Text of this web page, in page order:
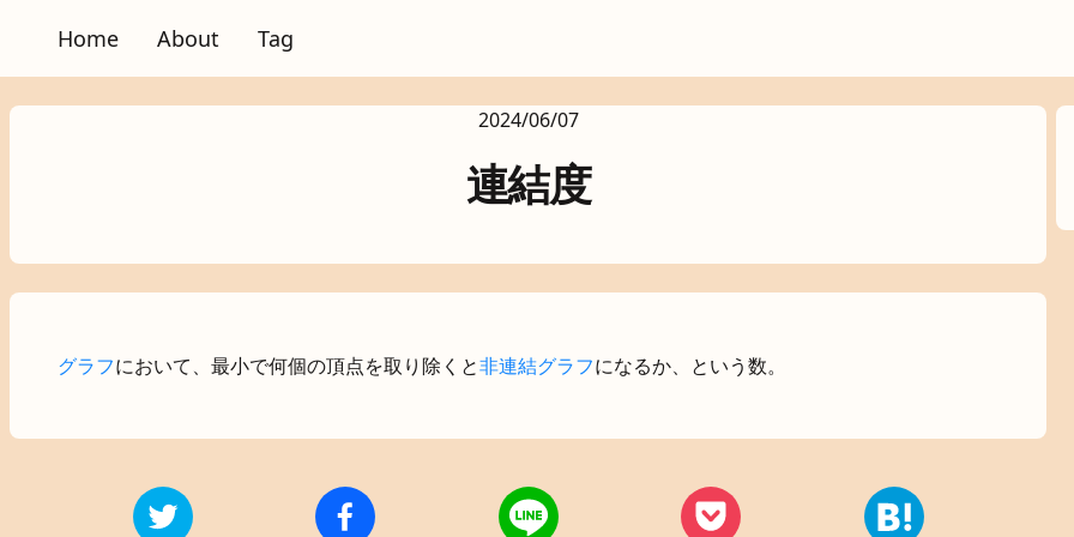
Home About Tag
2024/06/07
連結度
グラフにおいて、最小で何個の頂点を取り除くと非連結グラフになるか、という数。